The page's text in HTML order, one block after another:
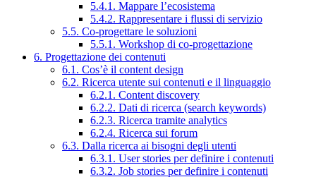
5.4.1. Mappare l’ecosistema
5.4.2. Rappresentare i flussi di servizio
5.5. Co-progettare le soluzioni
5.5.1. Workshop di co-progettazione
6. Progettazione dei contenuti
6.1. Cos’è il content design
6.2. Ricerca utente sui contenuti e il linguaggio
6.2.1. Content discovery
6.2.2. Dati di ricerca (search keywords)
6.2.3. Ricerca tramite analytics
6.2.4. Ricerca sui forum
6.3. Dalla ricerca ai bisogni degli utenti
6.3.1. User stories per definire i contenuti
6.3.2. Job stories per definire i contenuti